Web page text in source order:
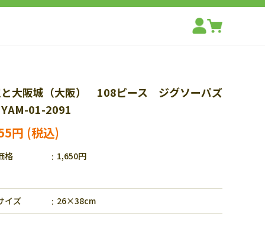
大阪城（大阪） 108ピース ジグソーパズ
01-2091
円
格 1,650円
イズ 26×38cm